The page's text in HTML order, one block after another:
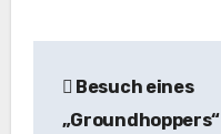
Besuch eines
„Groundhoppers“